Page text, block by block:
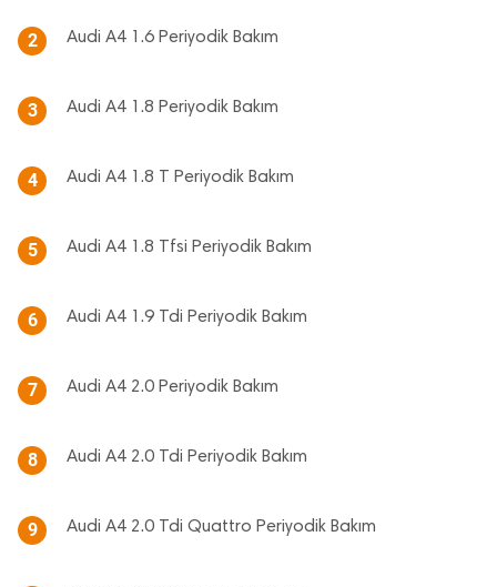
2 Audi A4 1.6 Periyodik Bakım
3 Audi A4 1.8 Periyodik Bakım
4 Audi A4 1.8 T Periyodik Bakım
5 Audi A4 1.8 Tfsi Periyodik Bakım
6 Audi A4 1.9 Tdi Periyodik Bakım
7 Audi A4 2.0 Periyodik Bakım
8 Audi A4 2.0 Tdi Periyodik Bakım
9 Audi A4 2.0 Tdi Quattro Periyodik Bakım